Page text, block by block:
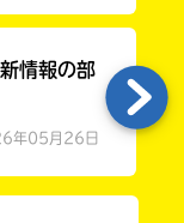
情報の部
年05月26日